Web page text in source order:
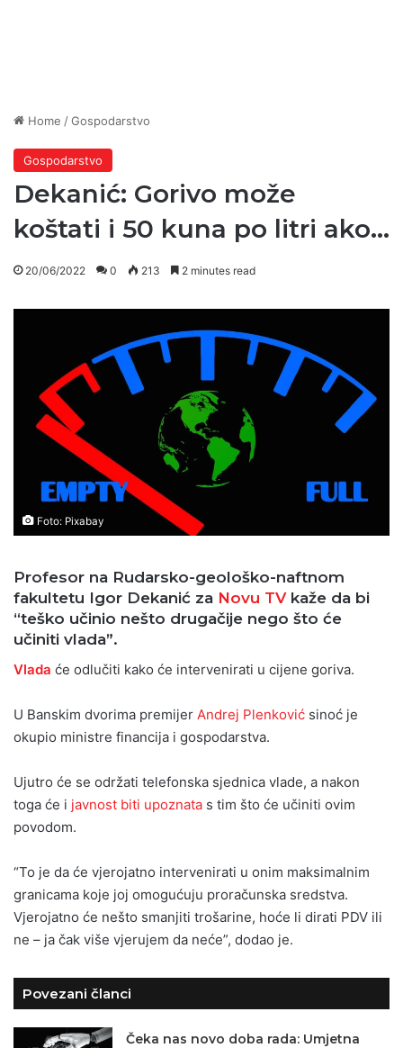
Home /Gospodarstvo
Gospodarstvo
Dekanić: Gorivo može
koštati i 50 kuna po litri ako…
20/06/2022 0 213 2 minutes read
Foto: Pixabay
Profesor na Rudarsko-geološko-naftnom
fakultetu Igor Dekanić za Novu TVkaže da bi
“teško učinio nešto drugačije nego što će
učiniti vlada”.
Vlada će odlučiti kako će intervenirati u cijene goriva.
U Banskim dvorima premijer Andrej Plenković sinoć je
okupio ministre financija i gospodarstva.
Ujutro će se održati telefonska sjednica vlade, a nakon
toga će i javnost biti upoznata s tim što će učiniti ovim
povodom.
“To je da će vjerojatno intervenirati u onim maksimalnim
granicama koje joj omogućuju proračunska sredstva.
Vjerojatno će nešto smanjiti trošarine, hoće li dirati PDV ili
ne – ja čak više vjerujem da neće”, dodao je.
Povezani članci
Čeka nas novo doba rada: Umjetna